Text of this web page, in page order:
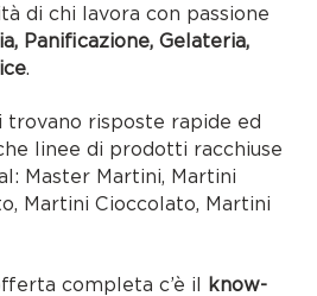
di chi lavora con passione
Panificazione, Gelateria,
.
risposte rapide ed
linee di prodotti racchiuse
Master Martini, Martini
Martini Cioccolato, Martini
completa c’è il
know-